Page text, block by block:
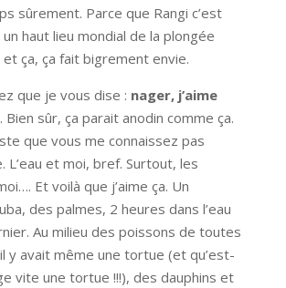
sûrement. Parce que Rangi c’est
haut lieu mondial de la plongée
ça, ça fait bigrement envie.
que je vous dise : nager, j’aime
. Bien sûr, ça parait anodin comme ça.
que vous me connaissez pas
L’eau et moi, bref. Surtout, les
Et voilà que j’aime ça. Un
des palmes, 2 heures dans l’eau
Au milieu des poissons de toutes
y avait même une tortue (et qu’est-
vite une tortue !!!), des dauphins et